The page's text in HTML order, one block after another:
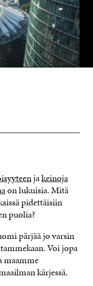
jakeinoja
on lukuisia. Mitä
pidettäisiin
puolia?
pärjää jo varsin
Voi jopa
maamme
kärjessä.